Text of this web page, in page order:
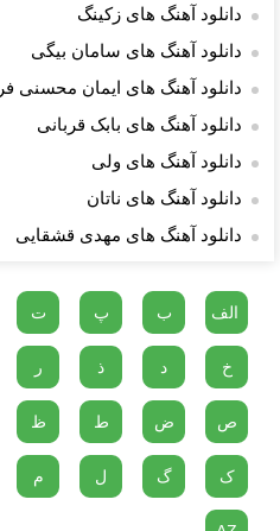
دانلود آهنگ های زکینگ
دانلود آهنگ های سامان بیگی
دانلود آهنگ های ایمان محسنی فر
دانلود آهنگ های بابک قربانی
دانلود آهنگ های ولی
دانلود آهنگ های ناتان
دانلود آهنگ های مهدی قشقایی
الف ب پ ت
خ د ذ ر
ص ض ط ظ
ک گ ل م